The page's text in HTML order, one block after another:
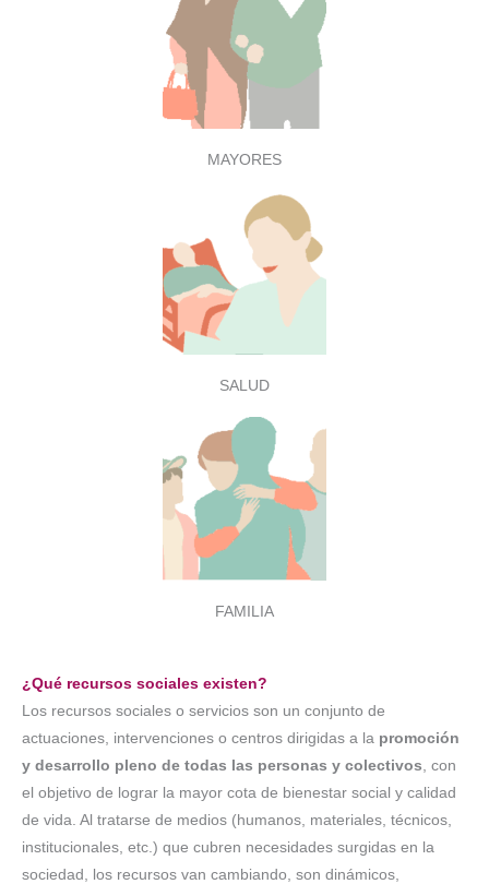
MAYORES
SALUD
FAMILIA
¿Qué recursos sociales existen?
Los recursos sociales o servicios son un conjunto de
actuaciones, intervenciones o centros dirigidas a la promoción
y desarrollo pleno de todas las personas y colectivos , con
el objetivo de lograr la mayor cota de bienestar social y calidad
de vida. Al tratarse de medios (humanos, materiales, técnicos,
institucionales, etc.) que cubren necesidades surgidas en la
sociedad, los recursos van cambiando, son dinámicos,